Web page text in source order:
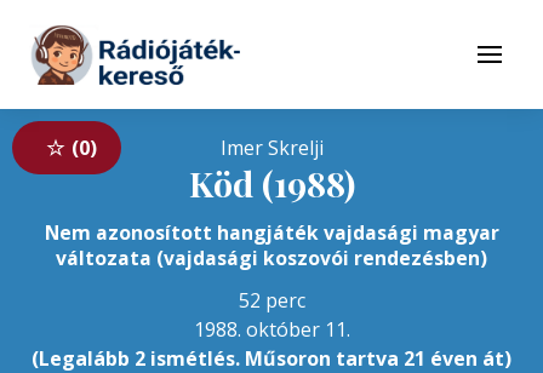
Tovább a tartalomhoz
Menü
0 Imer Skrelji
Köd (1988)
Nem azonosított hangjáték vajdasági magyar
változata (vajdasági koszovói rendezésben)
52 perc
1988. október 11.
(Legalább 2 ismétlés. Műsoron tartva 21 éven át)